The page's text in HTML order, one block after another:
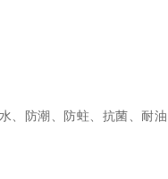
、防潮、防蛀、抗菌、耐